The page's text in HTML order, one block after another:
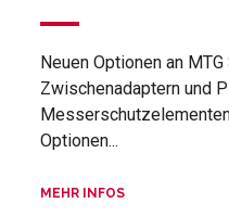
Neuen Optionen an
Zwischenadaptern und
Optionen...
MEHR INFOS